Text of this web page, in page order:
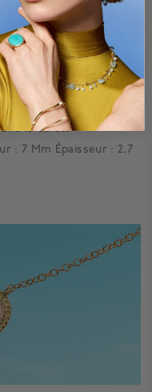
Pierre
18 Carats
: 7 Mm Épaisseur : 2,7